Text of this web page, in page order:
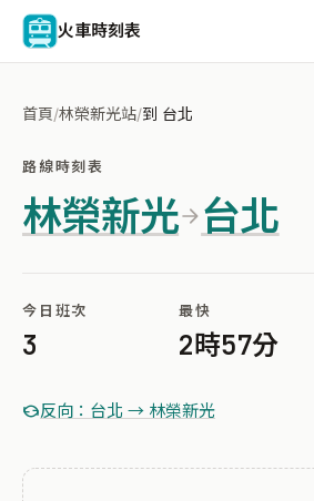
火車時刻表
首頁/林榮新光站/到 台北
路線時刻表
林榮新光 台北
今日班次
3
最快
2時57分
反向：台北 → 林榮新光